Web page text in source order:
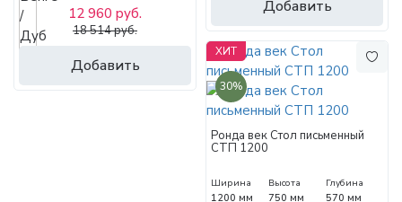
Добавить
12 960 руб.
18 514 руб.
Добавить
ХИТ
30%
Ронда век Стол письменный
СТП 1200
Ширина
1200 мм
Высота
750 мм
Глубина
570 мм